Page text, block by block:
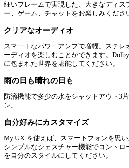
細いフレームで実現した、大きなディス
ー、ゲーム、チャットをお楽しみくださ
クリアなオーディオ
スマートなパワーアンプで増幅。ステレ
ーディオを楽しむことができます。
に包まれた世界を堪能してください。
雨の日も晴れの日も
防滴機能で多少の水をシャットアウト3
ン。
自分好みにカスタマイズ
My UX を使えば、スマートフォンを思い
シンプルなジェスチャー機能でコントロ
を自分のスタイルにしてください。